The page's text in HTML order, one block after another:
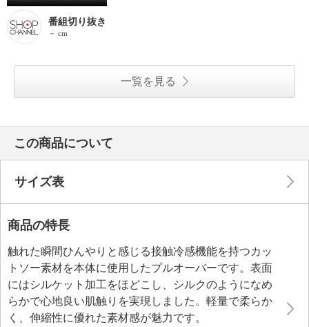
番組切り抜き
－ cm
一覧を見る
この商品について
サイズ表
商品の特長
触れた瞬間ひんやりと感じる接触冷感機能を持つカッ
トソー素材を本体に使用したプルオーバーです。表面
にはシルケット加工をほどこし、シルクのようになめ
らかで心地良い肌触りを実現しました。軽量で柔らか
く、伸縮性に優れた素材感が魅力です。